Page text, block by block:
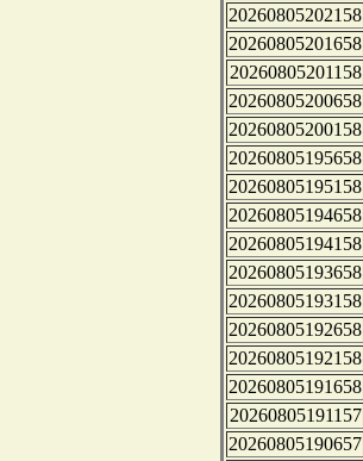
20260805202158
20260805201658
20260805201158
20260805200658
20260805200158
20260805195658
20260805195158
20260805194658
20260805194158
20260805193658
20260805193158
20260805192658
20260805192158
20260805191658
20260805191157
20260805190657